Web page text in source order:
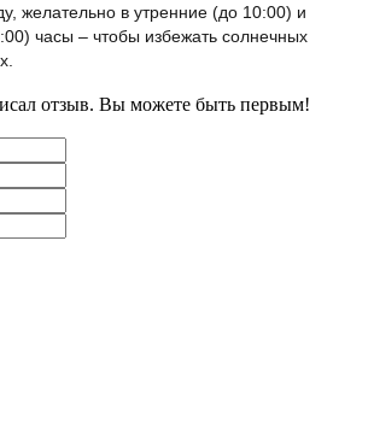
желательно в утренние (до 10:00) и
часы – чтобы избежать солнечных
отзыв. Вы можете быть первым!